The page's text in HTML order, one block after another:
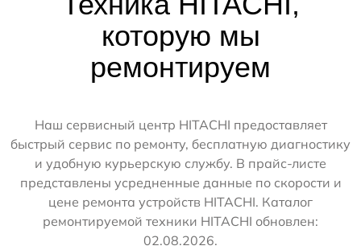
которую мы
ремонтируем
Наш сервисный центр HITACHI предоставляет
быстрый сервис по ремонту, бесплатную диагностику
и удобную курьерскую службу. В прайс-листе
представлены усредненные данные по скорости и
цене ремонта устройств HITACHI. Каталог
ремонтируемой техники HITACHI обновлен:
02.08.2026.